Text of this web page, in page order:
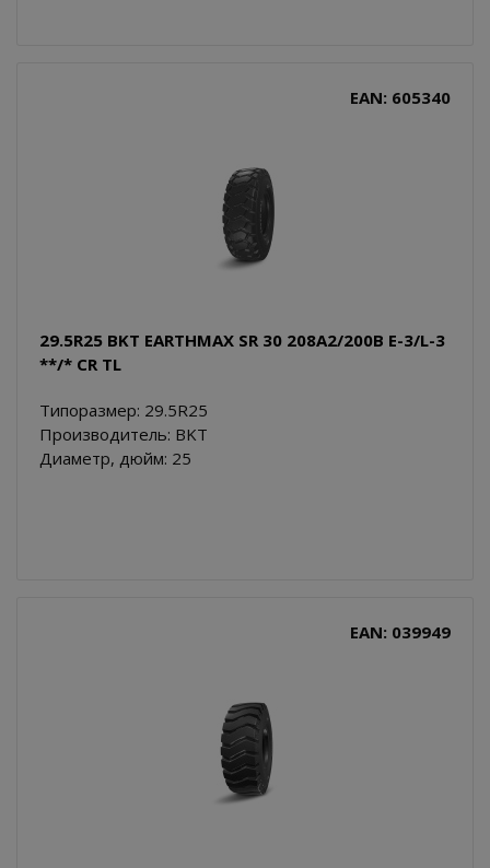
EAN: 605340
29.5R25 BKT EARTHMAX SR 30 208A2/200B E-3/L-3
**/* CR TL
Типоразмер: 29.5R25
Производитель: BKT
Диаметр, дюйм: 25
EAN: 039949